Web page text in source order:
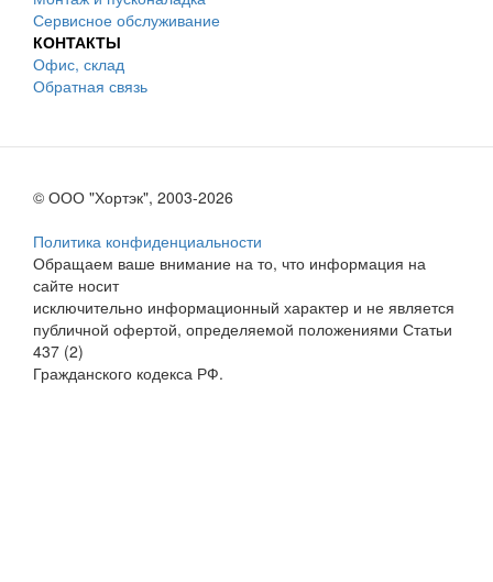
Сервисное обслуживание
КОНТАКТЫ
Офис, склад
Обратная связь
© ООО "Хортэк", 2003-2026
Политика конфиденциальности
Обращаем ваше внимание на то, что информация на
сайте носит
исключительно информационный характер и не является
публичной офертой, определяемой положениями Статьи
437 (2)
Гражданского кодекса РФ.